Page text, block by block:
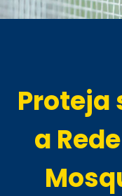
Proteja
a